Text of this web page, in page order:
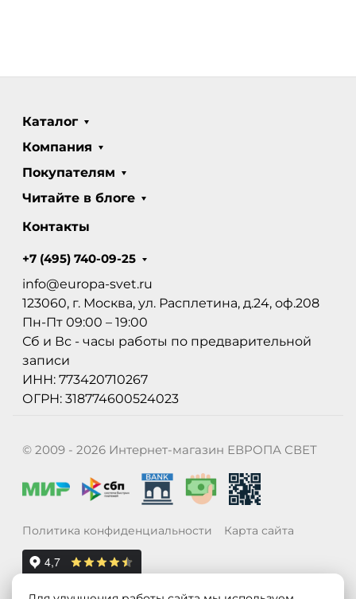
Каталог
Компания
Покупателям
Читайте в блоге
Контакты
+7 (495) 740-09-25
info@europa-svet.ru
123060, г. Москва, ул. Расплетина, д.24, оф.208
Пн-Пт 09:00 – 19:00
Сб и Вс - часы работы по предварительной
записи
ИНН: 773420710267
ОГРН: 318774600524023
© 2009 - 2026 Интернет-магазин ЕВРОПА СВЕТ
Политика конфиденциальности Карта сайта